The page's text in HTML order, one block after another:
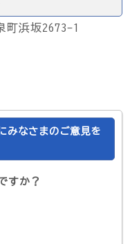
浜坂2673-1
みなさまのご意見を
すか？